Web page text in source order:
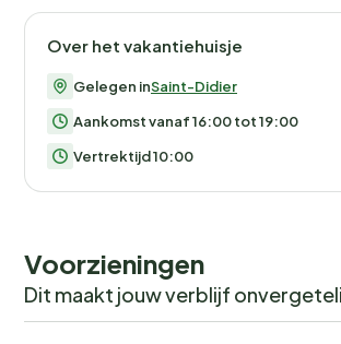
Over het vakantiehuisje
Gelegen inSaint-Didier
Aankomst vanaf 16:00 tot 19:00
Vertrektijd 10:00
Voorzieningen
Dit maakt jouw verblijf